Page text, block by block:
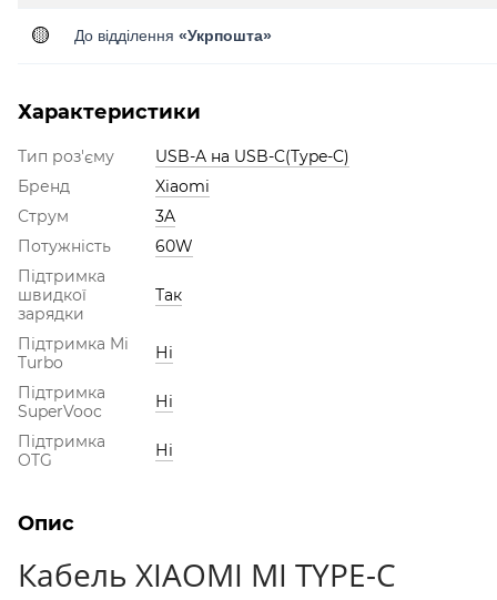
🟡 До відділення «Укрпошта»
Характеристики
Тип роз'єму
USB-A на USB-C(Type-C)
Бренд
Xiaomi
Струм
3A
Потужність
60W
Підтримка
швидкої
зарядки
Так
Підтримка Mi
Turbo
Ні
Підтримка
SuperVooc
Ні
Підтримка
OTG
Ні
Опис
Кабель XIAOMI MI TYPE-C